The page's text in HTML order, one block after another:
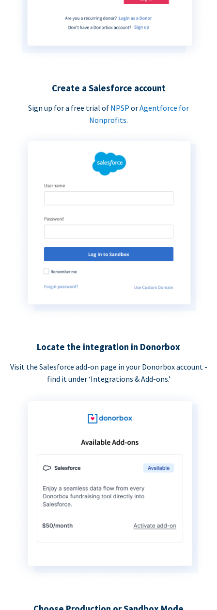
Create a Salesforce account
Sign up for a free trial of NPSP orAgentforce for
Nonprofits.
Locate the integration in Donorbox
Visit the Salesforce add-on page in your Donorbox account -
find it under ‘Integrations & Add-ons.’